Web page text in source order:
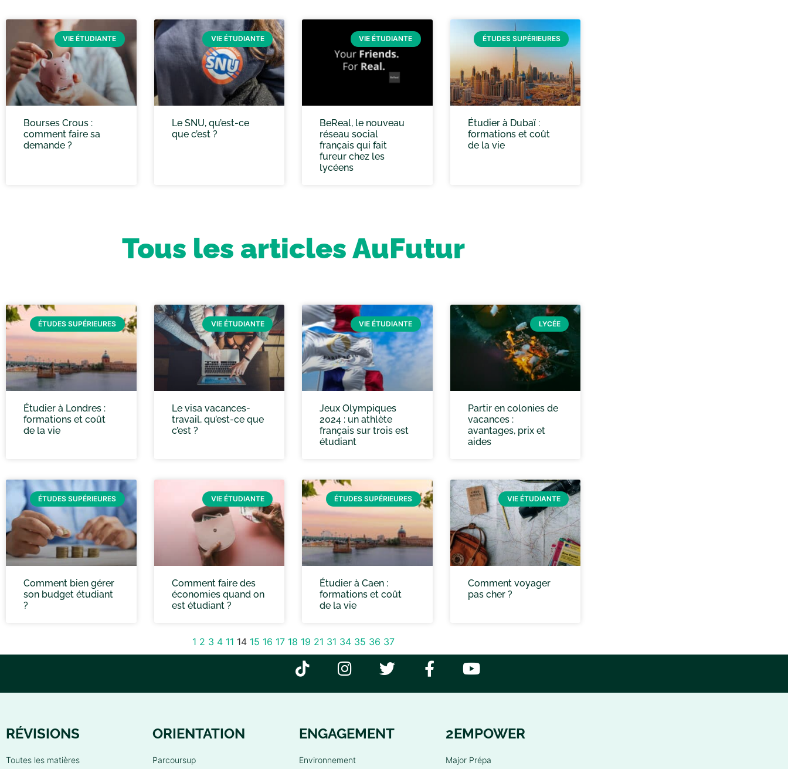
VIE ÉTUDIANTE
Bourses Crous :
comment faire sa
demande ?
VIE ÉTUDIANTE
Le SNU, qu’est-ce
que c’est ?
VIE ÉTUDIANTE
BeReal, le nouveau
réseau social
français qui fait
fureur chez les
lycéens
ÉTUDES SUPÉRIEURES
Étudier à Dubaï :
formations et coût
de la vie
Tous les articles AuFutur
ÉTUDES SUPÉRIEURES
Étudier à Londres :
formations et coût
de la vie
VIE ÉTUDIANTE
Le visa vacances-
travail, qu’est-ce que
c’est ?
VIE ÉTUDIANTE
Jeux Olympiques
2024 : un athlète
français sur trois est
étudiant
LYCÉE
Partir en colonies de
vacances :
avantages, prix et
aides
ÉTUDES SUPÉRIEURES
Comment bien gérer
son budget étudiant
?
VIE ÉTUDIANTE
Comment faire des
économies quand on
est étudiant ?
ÉTUDES SUPÉRIEURES
Étudier à Caen :
formations et coût
de la vie
VIE ÉTUDIANTE
Comment voyager
pas cher ?
1 2 3 4 11 14 15 16 17 18 19 21 31 34 35 36 37
RÉVISIONS
Toutes les matières
ORIENTATION
Parcoursup
ENGAGEMENT
Environnement
2EMPOWER
Major Prépa